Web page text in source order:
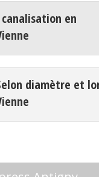
en
diamètre et